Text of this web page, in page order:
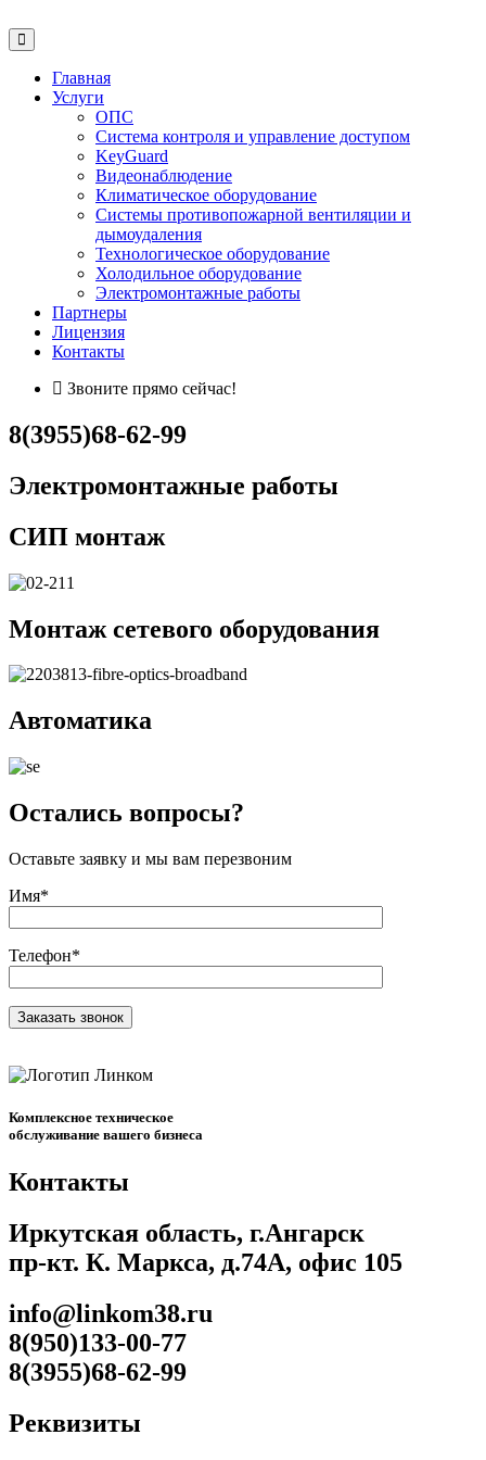
Главная
Услуги
ОПС
Система контроля и управление доступом
KeyGuard
Видеонаблюдение
Климатическое оборудование
Системы противопожарной вентиляции и
дымоудаления
Технологическое оборудование
Холодильное оборудование
Электромонтажные работы
Партнеры
Лицензия
Контакты
Звоните прямо сейчас!
8(3955)68-62-99
Электромонтажные работы
СИП монтаж
Монтаж сетевого оборудования
Автоматика
Остались вопросы?
Оставьте заявку и мы вам перезвоним
Имя*
Телефон*
Комплексное техническое
обслуживание вашего бизнеса
Контакты
Иркутская область, г.Ангарск
пр-кт. К. Маркса, д.74А, офис 105
info@linkom38.ru
8(950)133-00-77
8(3955)68-62-99
Реквизиты